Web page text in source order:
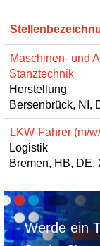
Maschinen- und
Stanztechnik
Herstellung
Bersenbrück, NI,
LKW-Fahrer (m/
Logistik
Bremen, HB, DE,
Werde ein